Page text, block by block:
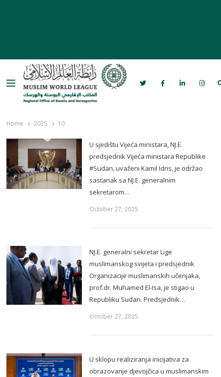
Menu
Bosni i Hercegovini
Home 2025 10
U sjedištu Vijeća ministara, NJ.E.
predsjednik Vijeća ministara Republike
#Sudan, uvaženi Kamil Idris, je održao
sastanak sa NJ.E. generalnim
sekretarom…
October 27, 2025
NJ.E. generalni sekretar Lige
muslimanskog svijeta i predsjednik
Organizacije muslimanskih učenjaka,
prof.dr. Muhamed El-Isa, je stigao u
Republiku Sudan. Predsjednik…
October 27, 2025
U sklopu realiziranja inicijativa za
obrazovanje djevojčica u muslimanskim